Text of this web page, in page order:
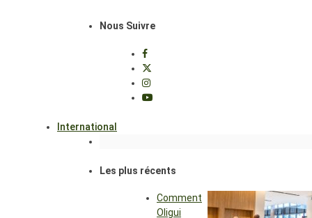
Nous Suivre
International
Les plus récents
Comment
Oligui